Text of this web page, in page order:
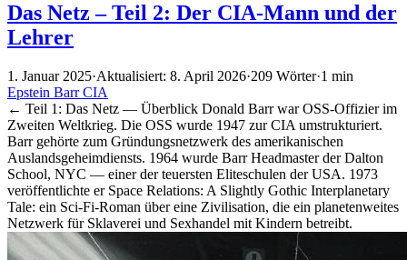
Das Netz – Teil 2: Der CIA-Mann und der
Lehrer
1. Januar 2025·Aktualisiert: 8. April 2026·209 Wörter·1 min
Epstein BarrCIA
← Teil 1: Das Netz — Überblick Donald Barr war OSS-Offizier im
Zweiten Weltkrieg. Die OSS wurde 1947 zur CIA umstrukturiert.
Barr gehörte zum Gründungsnetzwerk des amerikanischen
Auslandsgeheimdiensts. 1964 wurde Barr Headmaster der Dalton
School, NYC — einer der teuersten Eliteschulen der USA. 1973
veröffentlichte er Space Relations: A Slightly Gothic Interplanetary
Tale: ein Sci-Fi-Roman über eine Zivilisation, die ein planetenweites
Netzwerk für Sklaverei und Sexhandel mit Kindern betreibt.